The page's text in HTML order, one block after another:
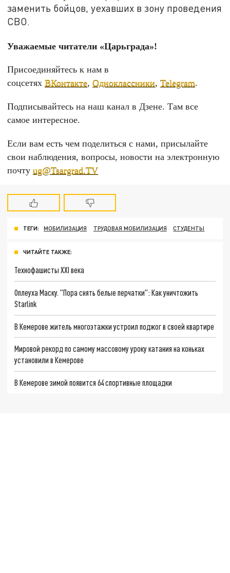
заменить бойцов, уехавших в зону проведения
СВО.
Уважаемые читатели «Царьграда»!
Присоединяйтесь к нам в
соцсетяхВКонтакте,Одноклассники,Telegram.
Подписывайтесь на наш канал в Дзене. Там все
самое интересное.
Если вам есть чем поделиться с нами, присылайте
свои наблюдения, вопросы, новости на электронную
почтуug@Tsargrad.TV
ТЕГИ: МОБИЛИЗАЦИЯ ТРУДОВАЯ МОБИЛИЗАЦИЯ СТУДЕНТЫ
ЧИТАЙТЕ ТАКЖЕ:
Технофашисты XXI века
Оплеуха Маску. "Пора снять белые перчатки": Как уничтожить
Starlink
В Кемерове житель многоэтажки устроил поджог в своей квартире
Мировой рекорд по самому массовому уроку катания на коньках
установили в Кемерове
В Кемерове зимой появится 64 спортивные площадки